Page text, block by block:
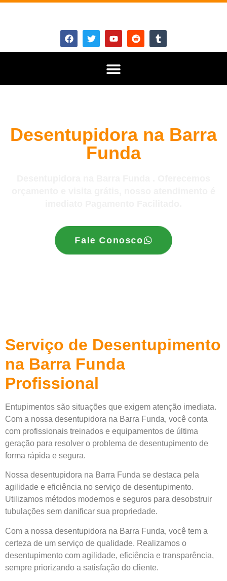
Desentupidora na Barra
Funda
Fale Conosco
Serviço de Desentupimento
na Barra Funda
Profissional
Entupimentos são situações que exigem atenção imediata.
Com a nossa desentupidora na Barra Funda, você conta
com profissionais treinados e equipamentos de última
geração para resolver o problema de desentupimento de
forma rápida e segura.
Nossa desentupidora na Barra Funda se destaca pela
agilidade e eficiência no serviço de desentupimento.
Utilizamos métodos modernos e seguros para desobstruir
tubulações sem danificar sua propriedade.
Com a nossa desentupidora na Barra Funda, você tem a
certeza de um serviço de qualidade. Realizamos o
desentupimento com agilidade, eficiência e transparência,
sempre priorizando a satisfação do cliente.